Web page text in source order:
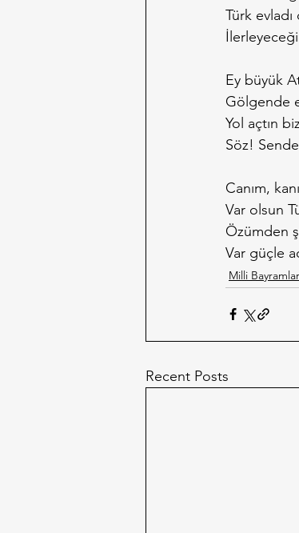
Türk
Ey büyük
Gölgende
Yol açtın
Söz!
Canım,
Var olsun
Özümden
Var güçle
Milli
Recent Posts